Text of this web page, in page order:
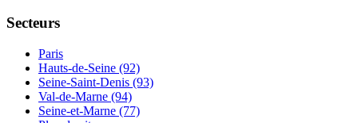
Secteurs
Paris
Hauts-de-Seine (92)
Seine-Saint-Denis (93)
Val-de-Marne (94)
Seine-et-Marne (77)